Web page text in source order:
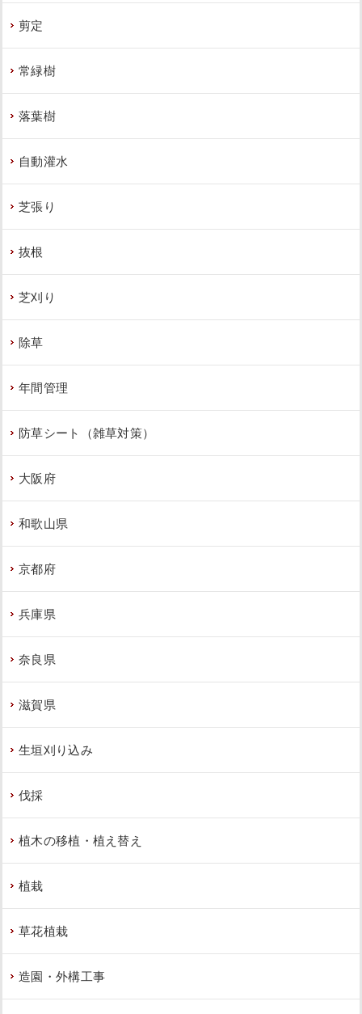
剪定
常緑樹
落葉樹
自動灌水
芝張り
抜根
芝刈り
除草
年間管理
防草シート（雑草対策）
大阪府
和歌山県
京都府
兵庫県
奈良県
滋賀県
生垣刈り込み
伐採
植木の移植・植え替え
植栽
草花植栽
造園・外構工事